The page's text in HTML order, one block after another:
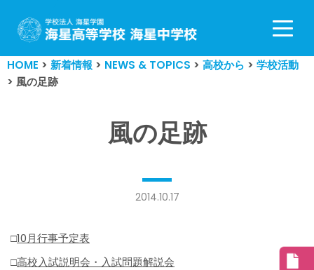
コ
ン
テ
ン
HOME > 新着情報 > NEWS & TOPICS > 高校から > 学校活動
> 風の足跡
風の足跡
2014.10.17
□10月行事予定表
□高校入試説明会・入試問題解説会